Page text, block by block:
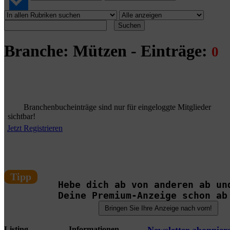
Suchen
Branche: Mützen - Einträge: 0
Branchenbucheinträge sind nur für eingeloggte Mitglieder
sichtbar!
Jetzt Registrieren
Tipp
Hebe dich ab von anderen ab
Deine Premium-Anzeige schon